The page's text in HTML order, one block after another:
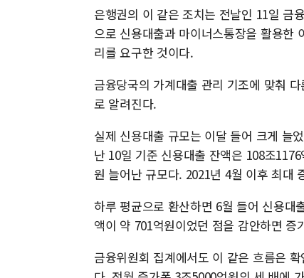
은행권의 이 같은 조치는 전날인 11일 금
으로 신용대출과 마이너스통장을 활용한
리를 요구한 것이다.
금융당국의 가계대출 관리 기조에 맞춰
로 알려진다.
실제 신용대출 규모는 이달 들어 크게 늘
난 10일 기준 신용대출 잔액은 108조
원 늘어난 규모다. 2021년 4월 이후 최대
하루 평균으로 환산하면 6월 들어 신용대
액이 약 701억원이었던 점을 감안하면 증
금융위원회 집계에서도 이 같은 흐름은